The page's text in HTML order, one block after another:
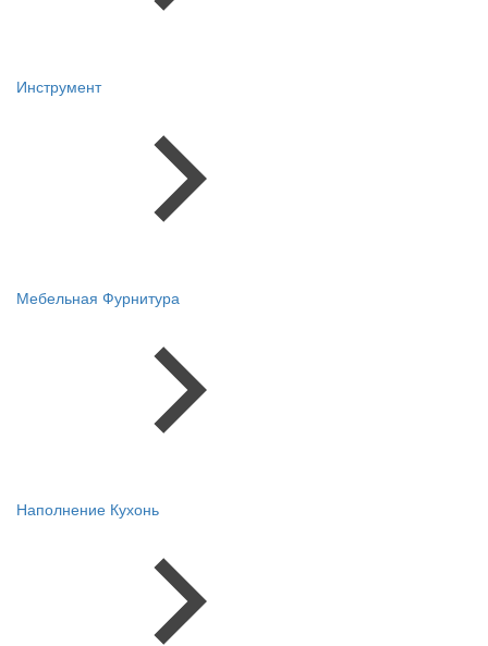
Инструмент
Мебельная Фурнитура
Наполнение Кухонь